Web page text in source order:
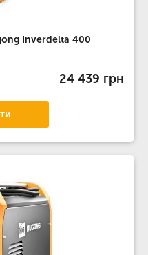
Inverdelta 400
24 439 грн